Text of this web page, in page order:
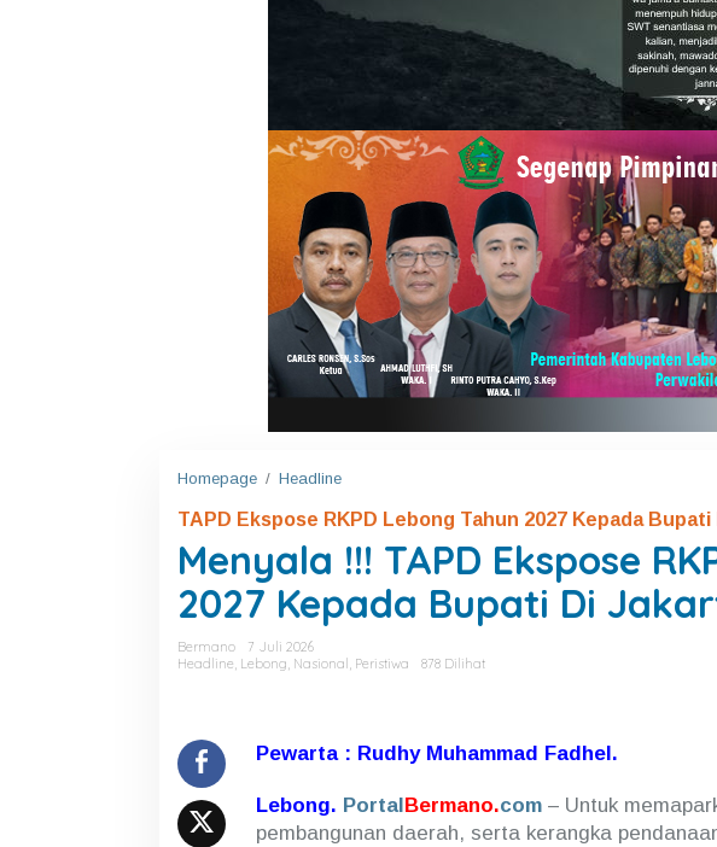
Homepage / Headline
n
y
a
a
!
D
k
s
TAPD Ekspose RKPD Lebong Tahun 2027 Kepada Bupati
Menyala !!! TAPD Ekspose
2027 Kepada Bupati Di
Bermano
7 Juli 2026
Headline, Lebong, Nasional , Peristiwa 878 Dilihat
Pewarta : Rudhy Muhammad Fadhel.
Lebong. PortalBermano.com– Untuk
pembangunan daerah, serta kerangka